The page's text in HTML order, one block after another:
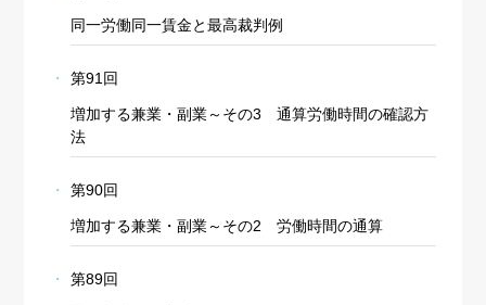
同一労働同一賃金と最高裁判例
第91回
増加する兼業・副業～その3 通算労働時間の確認方
法
第90回
増加する兼業・副業～その2 労働時間の通算
第89回